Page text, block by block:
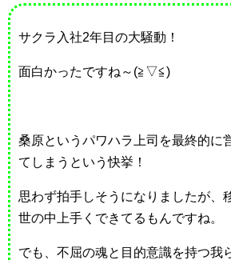
サクラ入社2年目の大騒動！
面白かったですね～(≧▽≦)
桑原というパワハラ上司を最終的に
てしまうという快挙！
思わず拍手しそうになりましたが、
世の中上手くできてるもんですね。
でも、不屈の魂と目的意識を持つ我